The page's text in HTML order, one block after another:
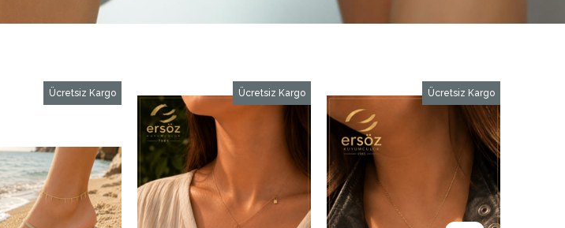
Ücretsiz Kargo Ücretsiz Kargo Ücretsiz Kargo